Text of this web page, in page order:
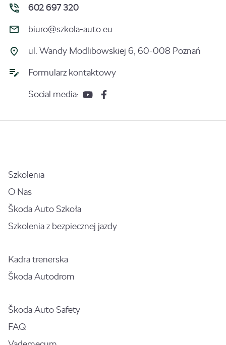
602 697 320
biuro@szkola-auto.eu
ul. Wandy Modlibowskiej 6, 60-008 Poznań
Formularz kontaktowy
Social media:
Szkolenia
O Nas
Škoda Auto Szkoła
Szkolenia z bezpiecznej jazdy
Kadra trenerska
Škoda Autodrom
Škoda Auto Safety
FAQ